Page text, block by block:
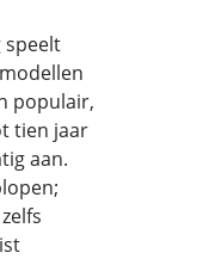
speelt
populair,
tien jaar
aan.